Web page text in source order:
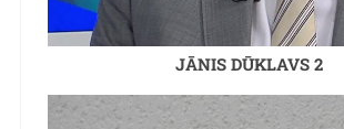
JĀNIS DŪKLAVS 2